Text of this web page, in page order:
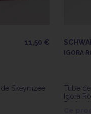
11,50 €
Skeymzee
IGORA
Tube
Igora